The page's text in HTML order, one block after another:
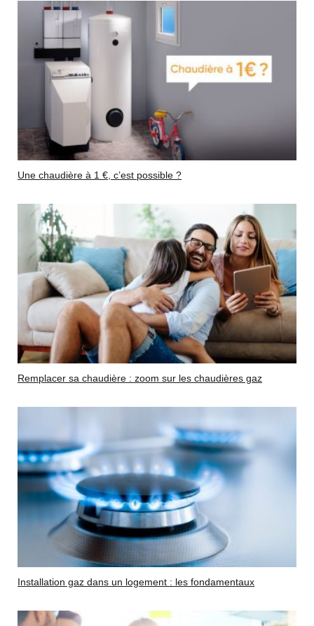
Une chaudière à 1 €, c’est possible ?
Remplacer sa chaudière : zoom sur les chaudières gaz
Installation gaz dans un logement : les fondamentaux